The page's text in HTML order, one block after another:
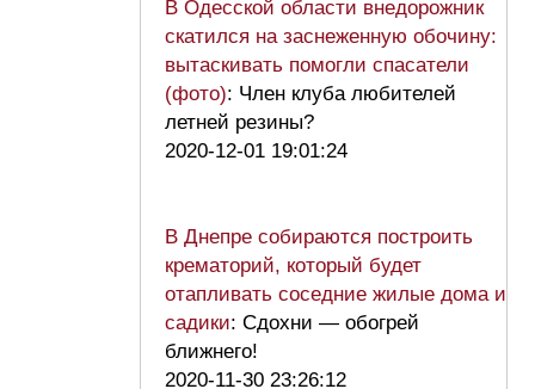
В Одесской области внедорожник
скатился на заснеженную обочину:
вытаскивать помогли спасатели
(фото): Член клуба любителей
летней резины?
2020-12-01 19:01:24
В Днепре собираются построить
крематорий, который будет
отапливать соседние жилые дома и
садики: Сдохни — обогрей
ближнего!
2020-11-30 23:26:12